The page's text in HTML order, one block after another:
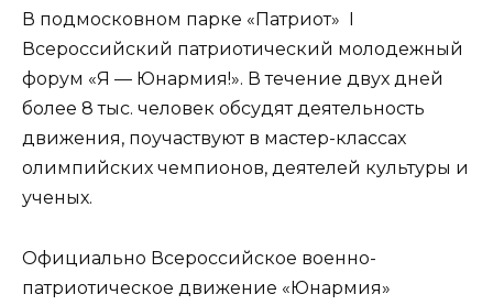
В подмосковном парке «Патриот»
Всероссийский патриотический молодежный
форум «Я — Юнармия!». В течение двух дней
более 8 тыс. человек обсудят деятельность
движения, поучаствуют в мастер-классах
олимпийских чемпионов, деятелей культуры и
ученых.
Официально Всероссийское военно-
патриотическое движение «Юнармия»